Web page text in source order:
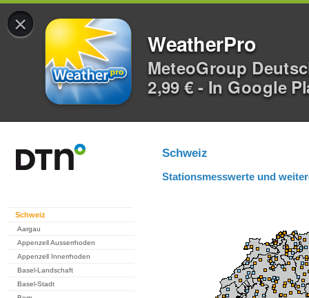
×
WeatherPro
MeteoGroup
2,99 € - In Google
Schweiz
Aargau
Appenzell Ausserrhoden
Appenzell Innerrhoden
Basel-Landschaft
Basel-Stadt
Schweiz
Stationsmesswerte und